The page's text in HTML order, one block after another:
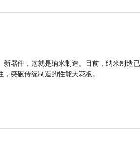
器件，这就是纳米制造。目前，纳米制造
突破传统制造的性能天花板。